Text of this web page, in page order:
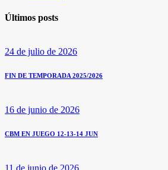
Últimos posts
24 de julio de 2026
FIN DE TEMPORADA 2025/2026
16 de junio de 2026
CBM EN JUEGO 12-13-14 JUN